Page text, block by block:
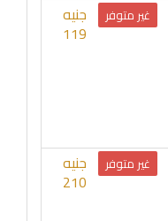
غير متوفر جنيه
119
غير متوفر جنيه
210